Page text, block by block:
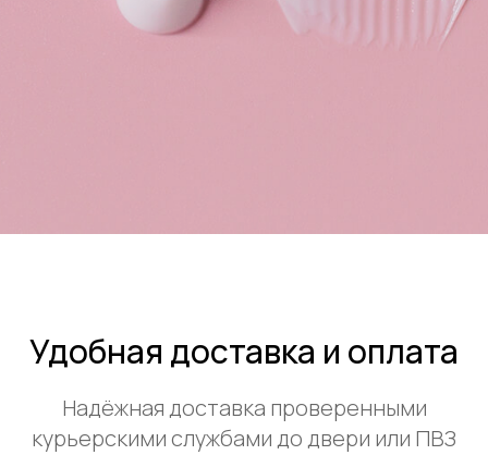
Удобная доставка и оплата
Надёжная доставка проверенными
курьерскими службами до двери или ПВЗ